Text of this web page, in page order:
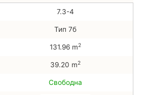
7.3-4
Тип 7б
131.96 m2
39.20 m2
Свободна